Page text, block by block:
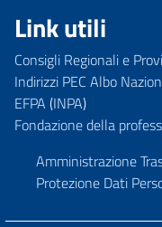
Link utili
Consigli Regionali e
Indirizzi PEC Albo
EFPA (INPA)
Fondazione della
Amministrazione
Protezione Dati